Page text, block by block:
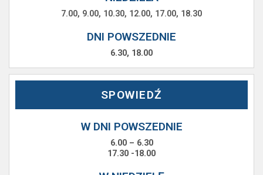
7.00, 9.00, 10.30, 12.00, 17.00, 18.30
DNI POWSZEDNIE
6.30, 18.00
SPOWIEDŹ
W DNI POWSZEDNIE
6.00 – 6.30
17.30 -18.00